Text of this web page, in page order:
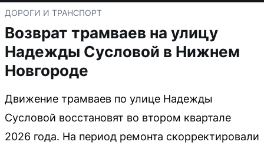
ДОРОГИ И ТРАНСПОРТ
Возврат трамваев на улицу
Надежды Сусловой в Нижнем
Новгороде
Движение трамваев по улице Надежды
Сусловой восстановят во втором квартале
2026 года. На период ремонта скорректировали